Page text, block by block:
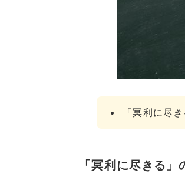
「冥利に尽
「冥利に尽きる